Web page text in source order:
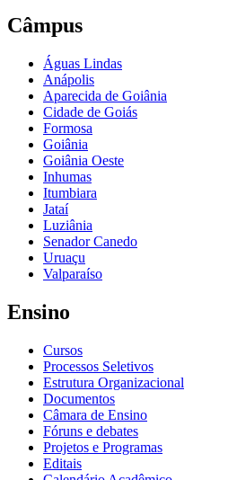
Câmpus
Águas Lindas
Anápolis
Aparecida de Goiânia
Cidade de Goiás
Formosa
Goiânia
Goiânia Oeste
Inhumas
Itumbiara
Jataí
Luziânia
Senador Canedo
Uruaçu
Valparaíso
Ensino
Cursos
Processos Seletivos
Estrutura Organizacional
Documentos
Câmara de Ensino
Fóruns e debates
Projetos e Programas
Editais